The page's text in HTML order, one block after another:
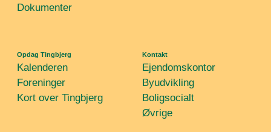
Dokumenter
Opdag Tingbjerg
Kalenderen
Foreninger
Kort over Tingbjerg
Kontakt
Ejendomskontor
Byudvikling
Boligsocialt
Øvrige